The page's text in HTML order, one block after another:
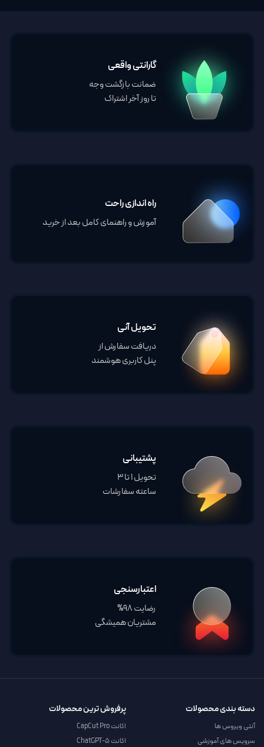
گارانتی واقعی
ضمانت بازگشت وجه
تا روز آخر اشتراک
راه اندازی راحت
آموزش و راهنمای کامل بعد از خرید
تحویل آنی
دریافت سفارش از
پنل کاربری هوشمند
پشتیبانی
تحویل 1 تا 3
ساعته سفارشات
اعتبارسنجی
رضایت 98%
مشتریان همیشگی
دسته بندی محصولات
آنتی ویروس ها
سرویس های آموزشی
پرفروش ترین محصولات
اکانت CapCut Pro
اکانت ChatGPT-5